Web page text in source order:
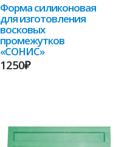
Форма силиконовая
для изготовления
восковых
промежутков
«СОНИС»
1250₽